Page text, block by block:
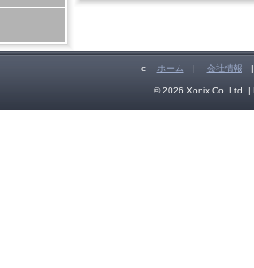
c ホーム | 会社情報
© 2026 Xonix Co. Ltd. |